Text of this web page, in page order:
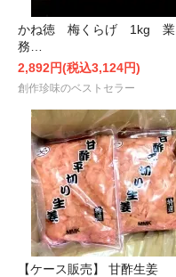
かね徳 梅くらげ 1kg 業
務…
2,892円(税込3,124円)
創作珍味のベストセラー
【ケース販売】 甘酢生姜